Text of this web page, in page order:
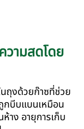
วามสดโดย
ถุงด้วยก๊าซที่ช่วย
กบีบแบนเหมือน
าง อายุการเก็บ